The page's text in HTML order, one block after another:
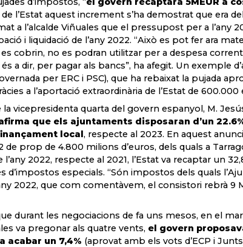
l’Estat aquest increment s’ha demostrat que era
a l’alcalde Viñuales que el pressupost per a l’any
i liquidació de l’any 2022. “Això es pot fer ara
cobrin, no es podran utilitzar per a despesa
a dir, per pagar als bancs”, ha afegit. Un exemple
per ERC i PSC), que ha rebaixat la pujada
a l’aportació extraordinària de l’Estat de 600.000
vicepresidenta quarta del govern espanyol, M.
que els ajuntaments disposaran d’un
local, respecte al 2023. En aquest
de prop de 4.800 milions d’euros, dels quals a
2022, respecte al 2021, l’Estat va recaptar un
d’impostos especials. “Són impostos dels quals
2022, que com comentàvem, el consistori rebrà 9
durant les negociacions de fa uns mesos, en el
va pregonar als quatre vents, el govern
acabar un 7,4% (aprovat amb els vots d’ECP i